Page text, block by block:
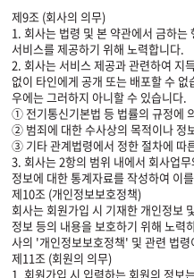
제9조 (회사의 의무)
1. 회사는 법령 및 본 약관에서 금하
서비스를 제공하기 위해 노력합니다.
2. 회사는 서비스 제공과 관련하여 지
없이 타인에게 공개 또는 배포할 수
우에는 그러하지 아니할 수 있습니다.
① 전기통신기본법 등 법률의 규정에
② 범죄에 대한 수사상의 목적이나 정
③ 기타 관계법령에서 정한 절차에 따
3. 회사는 2항의 범위 내에서 회사업
정보에 대한 통계자료를 작성하여 이
제10조 (개인정보보호정책)
회사는 회원가입 시 기재한 개인정보
정보 등의 내용을 보호하기 위해 노력
사의 '개인정보보호정책' 및 관련 법
제11조 (회원의 의무)
1. 회원가입 시 입력하는 회원의 정보